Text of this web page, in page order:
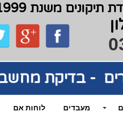
מעבדים לוחות אם
משנת 1999
- בדיקת